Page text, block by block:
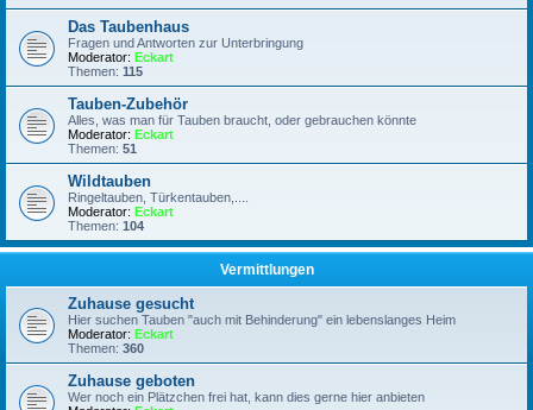
Das Taubenhaus
Fragen und Antworten zur Unterbringung
Moderator: Eckart
Themen: 115
Tauben-Zubehör
Alles, was man für Tauben braucht, oder gebrauchen könnte
Moderator: Eckart
Themen: 51
Wildtauben
Ringeltauben, Türkentauben,....
Moderator: Eckart
Themen: 104
Vermittlungen
Zuhause gesucht
Hier suchen Tauben "auch mit Behinderung" ein lebenslanges Heim
Moderator: Eckart
Themen: 360
Zuhause geboten
Wer noch ein Plätzchen frei hat, kann dies gerne hier anbieten